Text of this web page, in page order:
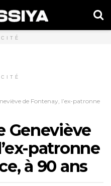
de Fontenay, l’ex-patronne
Geneviève
patronne
à 90 ans